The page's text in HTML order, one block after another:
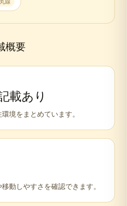
概要
載あり
境をまとめています。
動しやすさを確認できます。